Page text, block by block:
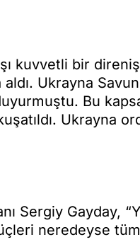
kuvvetli bir
Ukrayna
Bu
Ukrayna
Sergiy Gayday,
neredeyse